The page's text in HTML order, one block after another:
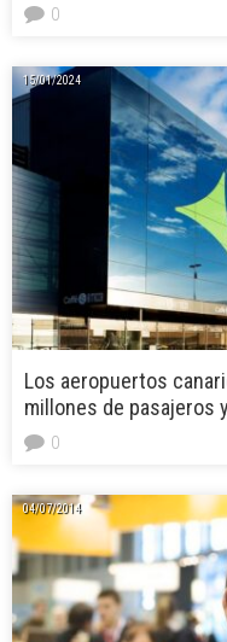
0
15/01/2024
Los aeropuertos
millones de pasajeros
0
04/07/2014